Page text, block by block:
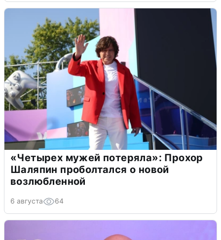
«Четырех мужей потеряла»: Прохор
Шаляпин проболтался о новой
возлюбленной
6 августа 64